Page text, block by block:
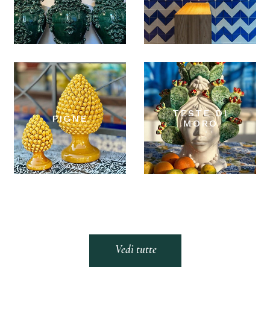
PIGNE
TESTE DI
MORO
Vedi tutte